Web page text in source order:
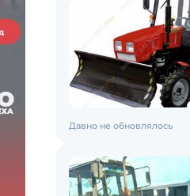
Давно не обновлялось